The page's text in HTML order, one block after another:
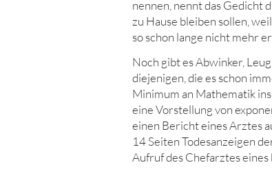
nennen, nennt das Gedicht
zu Hause bleiben sollen,
so schon lange nicht mehr
Noch gibt es Abwinker,
diejenigen, die es schon
Minimum an Mathematik
eine Vorstellung von
einen Bericht eines Arztes
14 Seiten Todesanzeigen
Aufruf des Chefarztes